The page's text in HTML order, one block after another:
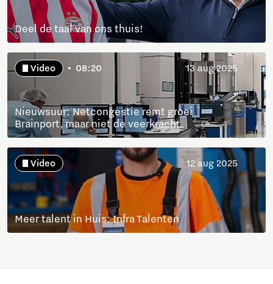
Deel de taal van ons thuis!
Video 08:20 13 aug 2025
Nieuwsuur: Netcongestie remt groei
Brainport, maar niet de veerkracht
Video 12 aug 2025
Meer talent in Huis: Infra Talenten